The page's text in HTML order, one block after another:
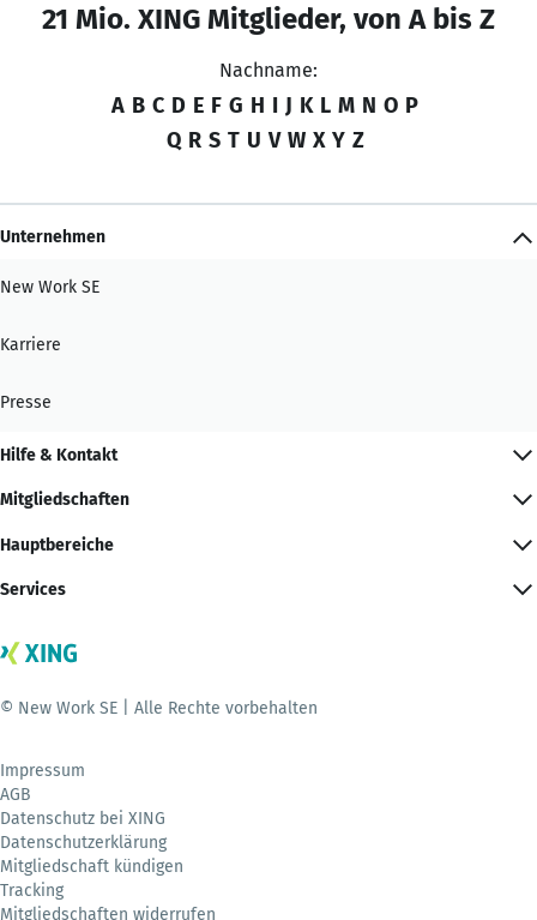
21 Mio. XING Mitglieder, von A bis Z
Nachname:
A B C D E F G H I J K L M N O P
Q R S T U V W X Y Z
Unternehmen
New Work SE
Karriere
Presse
Hilfe & Kontakt
Mitgliedschaften
Hauptbereiche
Services
© New Work SE | Alle Rechte vorbehalten
Impressum
AGB
Datenschutz bei XING
Datenschutzerklärung
Mitgliedschaft kündigen
Tracking
Mitgliedschaften widerrufen